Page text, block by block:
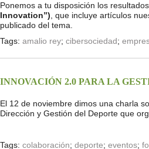
Ponemos a tu disposición los
Innovation”) , que incluye artículos
publicado del tema.
Tags: amalio rey; cibersociedad;
INNOVACIÓN 2.0 PARA LA
El 12 de noviembre dimos una charla
Dirección y Gestión del Deporte que
Tags: colaboración; deporte; eventos;